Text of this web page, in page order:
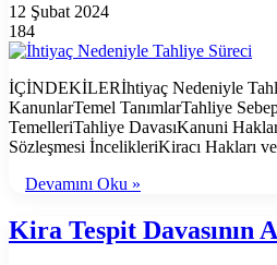
12 Şubat 2024
184
İÇİNDEKİLERİhtiyaç Nedeniyle
KanunlarTemel TanımlarTahliye
TemelleriTahliye DavasıKanuni
Sözleşmesi İncelikleriKiracı Hakları
Devamını Oku »
Kira Tespit Davasının